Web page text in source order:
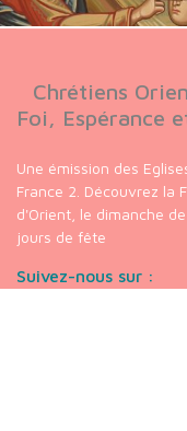
Chrétiens
Foi, Espérance
Une émission des
France 2. Découvrez la
d'Orient, le dimanche
jours de fête
Suivez-nous sur :